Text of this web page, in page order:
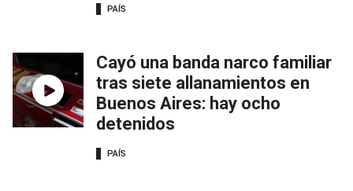
PAÍS
Cayó una banda narco familiar
tras siete allanamientos en
Buenos Aires: hay ocho
detenidos
PAÍS